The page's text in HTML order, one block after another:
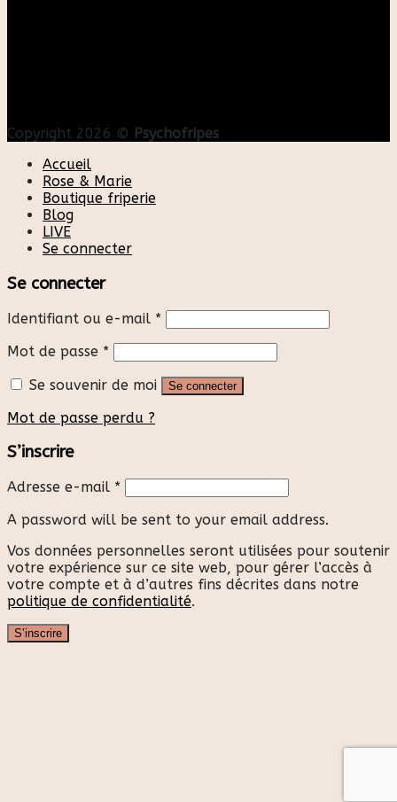
Copyright 2026 © Psychofripes
Accueil
Rose & Marie
Boutique friperie
Blog
LIVE
Se connecter
Se connecter
Identifiant ou e-mail *
Mot de passe *
Se souvenir de moi
Se connecter
Mot de passe perdu ?
S’inscrire
Adresse e-mail *
A password will be sent to your email address.
Vos données personnelles seront utilisées pour soutenir
votre expérience sur ce site web, pour gérer l’accès à
votre compte et à d’autres fins décrites dans notre
politique de confidentialité.
S’inscrire